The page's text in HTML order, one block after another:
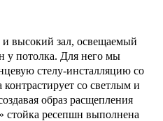
высокий зал, освещаемый
у потолка. Для него мы
стелу-инсталляцию со
со светлым и
образ расщепления
стойка ресепшн выполнена